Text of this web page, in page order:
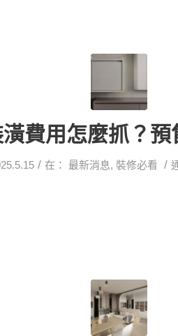
費用怎麼抓？預
/ 在： 最新消息, 裝修必看 /